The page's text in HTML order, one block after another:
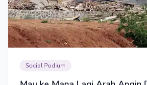
Social Podium